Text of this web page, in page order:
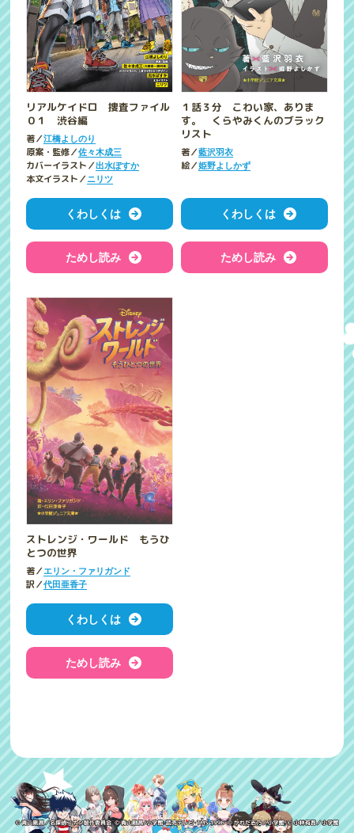
リアルケイドロ 捜査ファイル
０１ 渋谷編
著／江橋よしのり
原案・監修／佐々木成三
カバーイラスト／出水ぽすか
本文イラスト／ニリツ
くわしくは
ためし読み
１話３分 こわい家、ありま
す。 くらやみくんのブラック
リスト
著／藍沢羽衣
絵／姫野よしかず
くわしくは
ためし読み
ストレンジ・ワールド もうひ
とつの世界
著／エリン・ファリガンド
訳／代田亜香子
くわしくは
ためし読み